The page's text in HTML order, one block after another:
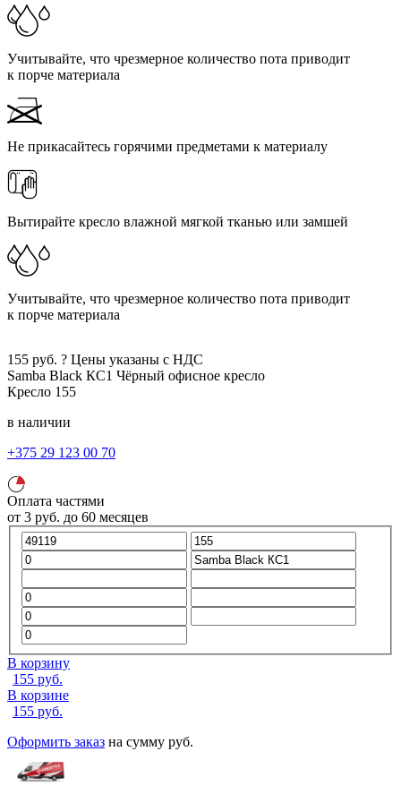
Учитывайте, что чрезмерное количество пота приводит
к порче материала
Не прикасайтесь горячими предметами к материалу
Вытирайте кресло влажной мягкой тканью или замшей
Учитывайте, что чрезмерное количество пота приводит
к порче материала
155 руб. ? Цены указаны с НДС
Samba Black КС1 Чёрный офисное кресло
Кресло 155
в наличии
+375 29 123 00 70
Оплата частями
от 3 руб. до 60 месяцев
В корзину
155 руб.
В корзине
155 руб.
Оформить заказ на сумму руб.